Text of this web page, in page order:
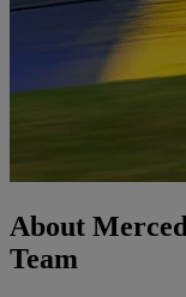
About
Team